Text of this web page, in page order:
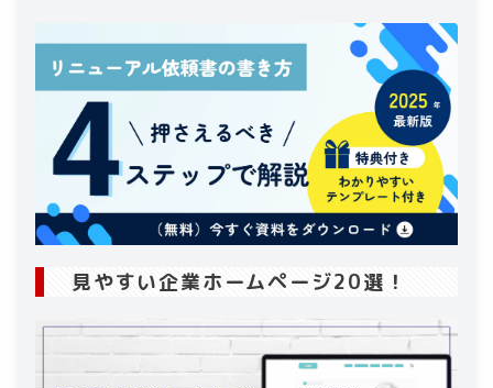
2-3 . レスポンシブ対応
2-4. フォントや配色の統一
2-5
導線がわかりやすい
2-6
. 表示速度を重視する
2-7.
写真やイメージでブランディング
3
おすすめのホームページ制作会社
3-1. 株式会社デイワン
3-2. 株式会社シイテ
株式会社 システムキューブ
3-5. taneCREATIVE 株式会社
見やすい企業ホームページ20選！